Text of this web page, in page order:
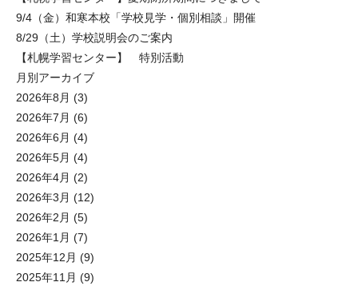
9/4（金）和寒本校「学校見学・個別相談」開催
8/29（土）学校説明会のご案内
【札幌学習センター】 特別活動
月別アーカイブ
2026年8月 (3)
2026年7月 (6)
2026年6月 (4)
2026年5月 (4)
2026年4月 (2)
2026年3月 (12)
2026年2月 (5)
2026年1月 (7)
2025年12月 (9)
2025年11月 (9)